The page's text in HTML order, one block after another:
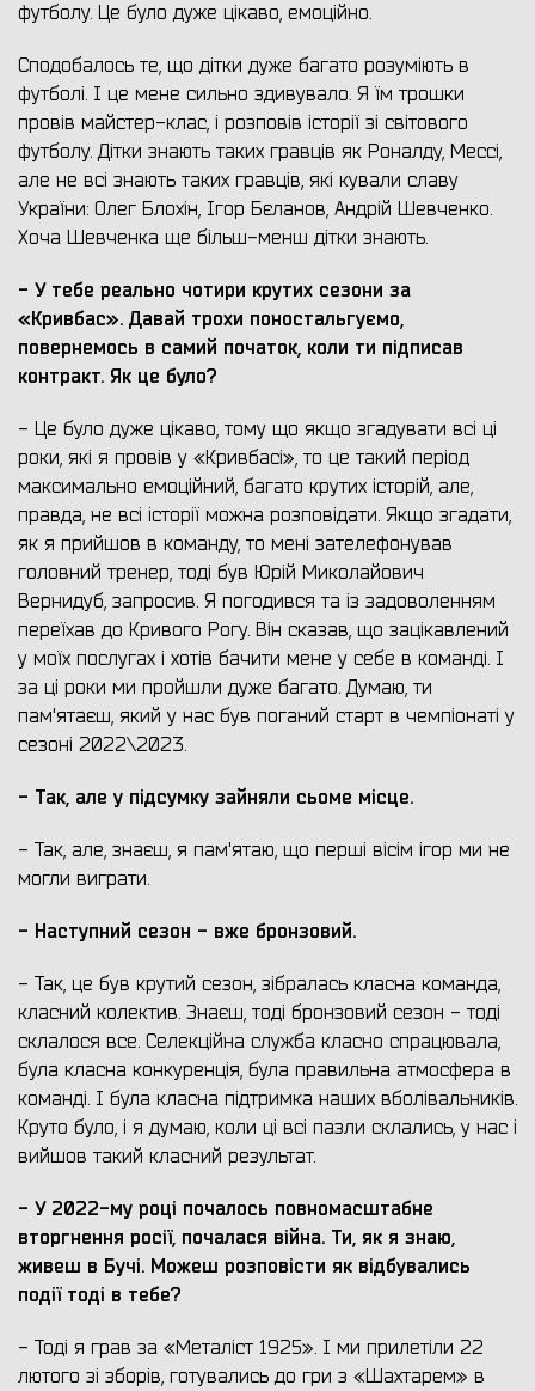
футболу. Це було дуже цікаво, емоційно.
Сподобалось те, що дітки дуже багато розуміють в
футболі. І це мене сильно здивувало. Я їм трошки
провів майстер-клас, і розповів історії зі світового
футболу. Дітки знають таких гравців як Роналду, Мессі,
але не всі знають таких гравців, які кували славу
України: Олег Блохін, Ігор Бєланов, Андрій Шевченко.
Хоча Шевченка ще більш-менш дітки знають.
- У тебе реально чотири крутих сезони за
«Кривбас». Давай трохи поностальгуємо,
повернемось в самий початок, коли ти підписав
контракт. Як це було?
- Це було дуже цікаво, тому що якщо згадувати всі ці
роки, які я провів у «Кривбасі», то це такий період
максимально емоційний, багато крутих історій, але,
правда, не всі історії можна розповідати. Якщо згадати,
як я прийшов в команду, то мені зателефонував
головний тренер, тоді був Юрій Миколайович
Вернидуб, запросив. Я погодився та із задоволенням
переїхав до Кривого Рогу. Він сказав, що зацікавлений
у моїх послугах і хотів бачити мене у себе в команді. І
за ці роки ми пройшли дуже багато. Думаю, ти
пам'ятаєш, який у нас був поганий старт в чемпіонаті у
сезоні 2022\2023.
- Так, але у підсумку зайняли сьоме місце.
- Так, але, знаєш, я пам'ятаю, що перші вісім ігор ми не
могли виграти.
- Наступний сезон - вже бронзовий.
- Так, це був крутий сезон, зібралась класна команда,
класний колектив. Знаєш, тоді бронзовий сезон - тоді
склалося все. Селекційна служба класно спрацювала,
була класна конкуренція, була правильна атмосфера в
команді. І була класна підтримка наших вболівальників.
Круто було, і я думаю, коли ці всі пазли склались, у нас і
вийшов такий класний результат.
- У 2022-му році почалось повномасштабне
вторгнення росії, почалася війна. Ти, як я знаю,
живеш в Бучі. Можеш розповісти як відбувались
події тоді в тебе?
- Тоді я грав за «Металіст 1925». І ми прилетіли 22
лютого зі зборів, готувались до гри з «Шахтарем» в